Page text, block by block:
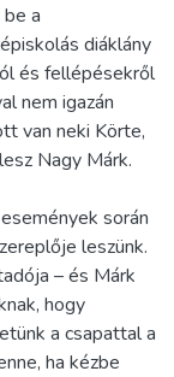
a
diáklány
és fellépésekről
nem igazán
van neki Körte,
Nagy Márk.
során
leszünk.
– és Márk
hogy
a csapattal a
ha kézbe